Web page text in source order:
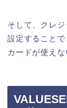
そして、クレ
設定すること
カードが使え